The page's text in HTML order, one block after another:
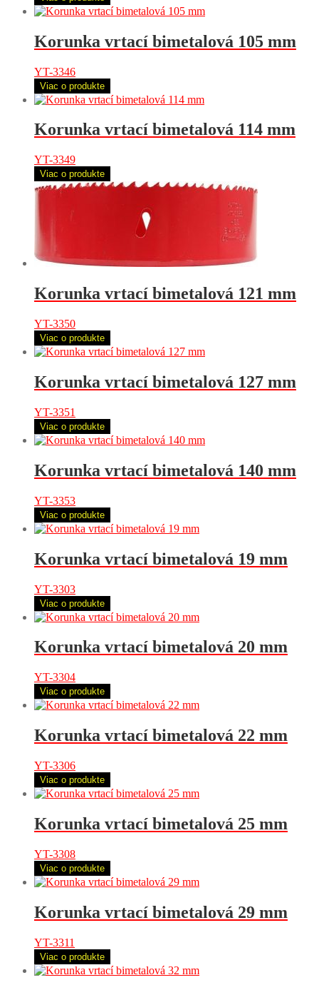
Korunka vrtací bimetalová 105 mm
YT-3346
Viac o produkte
Korunka vrtací bimetalová 114 mm
YT-3349
Viac o produkte
Korunka vrtací bimetalová 121 mm
YT-3350
Viac o produkte
Korunka vrtací bimetalová 127 mm
YT-3351
Viac o produkte
Korunka vrtací bimetalová 140 mm
YT-3353
Viac o produkte
Korunka vrtací bimetalová 19 mm
YT-3303
Viac o produkte
Korunka vrtací bimetalová 20 mm
YT-3304
Viac o produkte
Korunka vrtací bimetalová 22 mm
YT-3306
Viac o produkte
Korunka vrtací bimetalová 25 mm
YT-3308
Viac o produkte
Korunka vrtací bimetalová 29 mm
YT-3311
Viac o produkte